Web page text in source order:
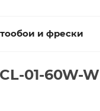
и фрески
01-60W-W